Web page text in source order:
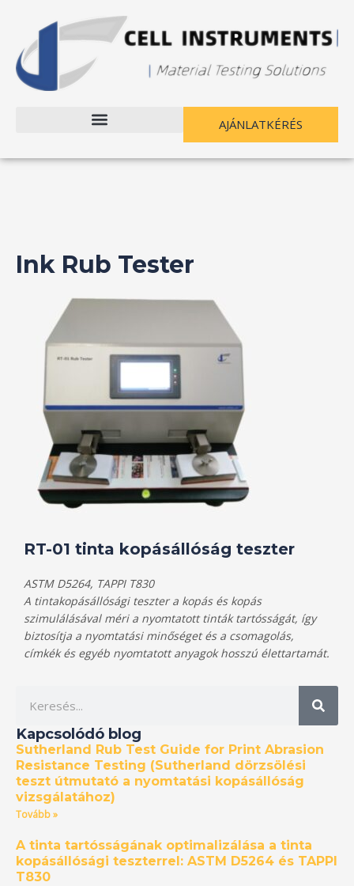
tartalomhoz
AJÁNLATKÉRÉS
Ink Rub Tester
RT-01 tinta kopásállóság teszter
ASTM D5264, TAPPI T830
A tintakopásállósági teszter a kopás és kopás
szimulálásával méri a nyomtatott tinták tartósságát, így
biztosítja a nyomtatási minőséget és a csomagolás,
címkék és egyéb nyomtatott anyagok hosszú élettartamát.
r
e
s
é
s
Kapcsolódó blog
Sutherland Rub Test Guide for Print Abrasion
Resistance Testing (Sutherland dörzsölési
teszt útmutató a nyomtatási kopásállóság
vizsgálatához)
Tovább »
A tinta tartósságának optimalizálása a tinta
kopásállósági teszterrel: ASTM D5264 és TAPPI
T830